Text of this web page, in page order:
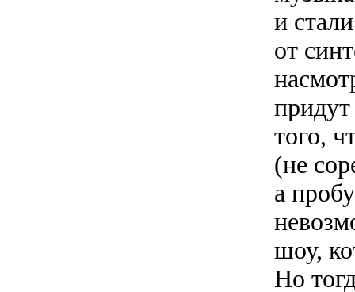
и
от
того,
(не
а
шоу,
Но